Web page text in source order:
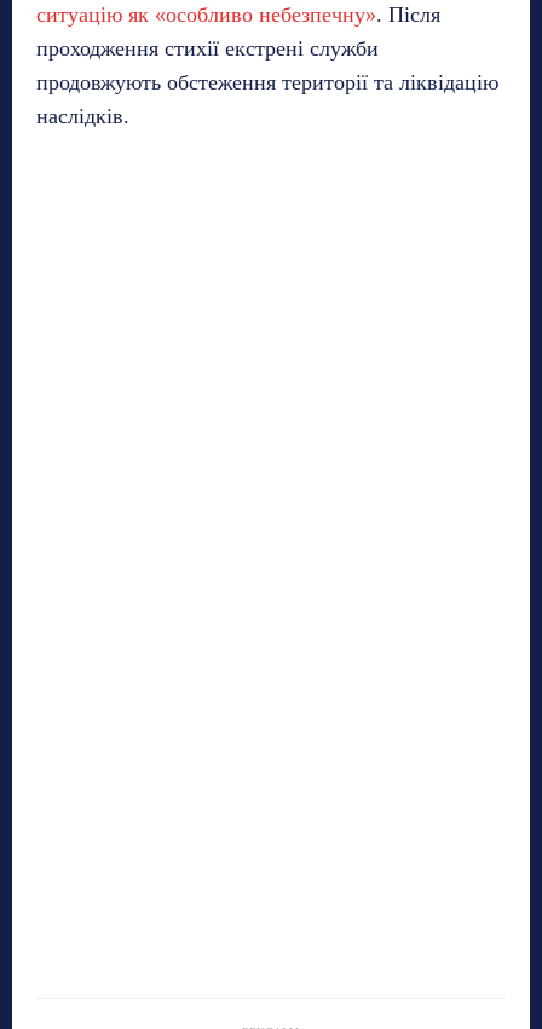
ситуацію як «особливо небезпечну». Після
проходження стихії екстрені служби
продовжують обстеження території та ліквідацію
наслідків.